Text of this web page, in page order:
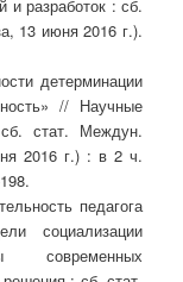
и разработок : сб.
13 июня 2016 г.).
детерминации
// Научные
стат. Междун.
2016 г.) : в 2 ч.
педагога
социализации